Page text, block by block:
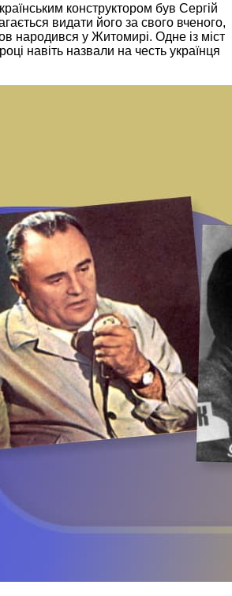
конструктором був Сергій
видати його за свого вченого,
народився у Житомирі. Одне із міст
навіть назвали на честь українця